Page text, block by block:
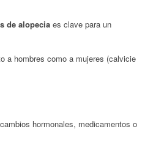
de alopecia es clave para un
a hombres como a mujeres (calvicie
hormonales, medicamentos o